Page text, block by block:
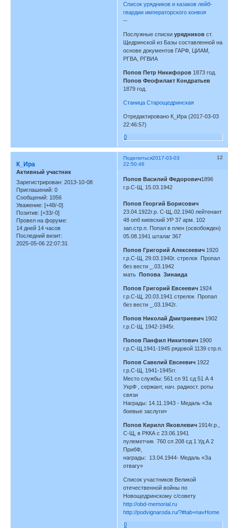
Список урядников и казаков лейб-
гвардии императорского конвоя
--
Послужные спискиурядниковст.
Щедринской из Базы составленной на
основе документов ГАРФ, ЦИАМ,
РГВА, РГВИА
Попов Петр Никифоров 1873 год.
Попов Феофилакт Кондратьев
1879 год.
Станица Старощедринская
Отредактировано К_Ира (2017-03-03
22:46:57)
0
Поделиться 12
2017-03-03
22:50:46
К_Ира
Активный участник
Зарегистрирован: 2013-10-08
Приглашений: 0
Сообщений: 1056
Уважение: [+48/-0]
Позитив: [+33/-0]
Провел на форуме:
14 дней 14 часов
Последний визит:
2025-05-06 22:07:31
Попов Василий Федорович1896
г.р.С-Щ, 15.03.1942
Попов Георгий Борисович
23.04.1922г.р. С-Щ,.02.1940 лейтенант
48 опб киевский УР 37 арм. 102
зап.стр.п. Попал в плен (освобожден)
05.08.1941 шталаг 367
Попов Григорий Алексеевич 1920
г.р.С-Щ, 29.03.1940г. стрелок Пропал
без вести _.03.1942
матьПопова Зинаида
Попов Григорий Евсеевич 1924
г.р.С-Щ, 20.03.1941 стрелок Пропал
без вести _.03.1942г.
Попов Николай Дмитриевич 1902
г.р.С-Щ, 1942-1945г.
Попов Панфил Никитович 1900
г.р.С-Щ,1941-1945 рядовой 1139 стр.п.
Попов Савелий Евсеевич 1922
г.р.С-Щ, 1941-1945гг.
Место службы: 561 сп 91 сд 51 А 4
УкрФ , сержант, нач. радиост. роты
связи
Награды: 14.11.1943 - Медаль «За
боевые заслуги»
Попов Кирилл Яковлевич 1914г.р.,
С-Щ, в РККА с 23.06.1941
пулеметчик 760 сп 208 сд 1 Уд.А 2
ПрибФ,
награды: 13.04.1944- Медаль «За
отвагу»
Список участников Великой
отечественной войны по
Новощедринскому с/совету
http://obd-memorial.ru
http://podvignaroda.ru/?#tab=navHome
0